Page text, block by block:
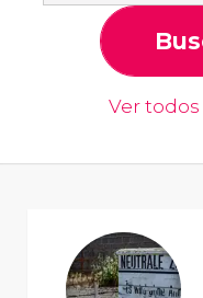
Ver